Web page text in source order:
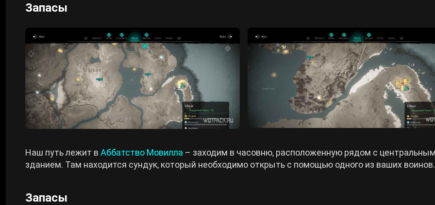
Запасы
Наш путь лежит в Аббатство Мовилла – заходим в часовню, расположенную рядом с
зданием. Там находится сундук, который необходимо открыть с помощью одного из ваших воинов.
Запасы